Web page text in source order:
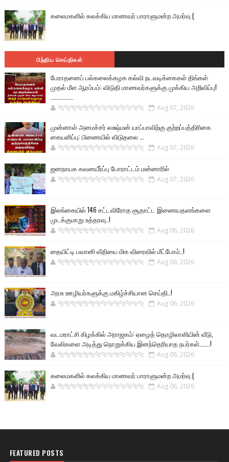
கலைமகளில் கலக்கிய மாணவர் பாராளுமன்ற அமர்வு (
பிந்திய செய்திகள்
பேராதனைப் பல்கலைக்கழக கல்வி நடவடிக்கைகள் திங்கள்
முதல் மீள ஆரம்பம்: விடுதி மாணவர்களுக்கு முக்கிய அறிவிப்பு!
...............
🐅🐅🐅🐅🐅🐅🐆🐆🐆🐆🐆🐆🐆🐆 Aug 07, 2026
முன்னாள் அமைச்சர் லக்ஷ்மன் யாப்பாவிற்கு குற்றப்பத்திரிகை
கையளிப்பு: பிணையில் விடுதலை ...
🐅🐅🐅🐅🐅🐅🐆🐆🐆🐆🐆🐆🐆🐆 Aug 07, 2026
ஜனநாயக கவனயீர்ப்பு போராட்டம் மன்னாரில்
🐅🐅🐅🐅🐅🐅🐆🐆🐆🐆🐆🐆🐆🐆 Aug 07, 2026
இலங்கையில் 146 சட்டவிரோத சூதாட்ட இணையதளங்களை
முடக்குமாறு உத்தரவு..!
🐅🐅🐅🐅🐅🐅🐆🐆🐆🐆🐆🐆🐆🐆 Aug 06, 2026
தையிட்டி பவானி வீதியை மிக விரைவில் மீட்போம்..!
🐅🐅🐅🐅🐅🐅🐆🐆🐆🐆🐆🐆🐆🐆 Aug 06, 2026
அரசு ஊழியர்களுக்கு மகிழ்ச்சியான செய்தி..!
🐅🐅🐅🐅🐅🐅🐆🐆🐆🐆🐆🐆🐆🐆 Aug 06, 2026
வடமராட்சி கிழக்கில் அராஜகம்: ஏழைத் தொழிலாளியின் வீடு,
வேலிகளை அடித்து நொறுக்கிய இனந்தெரியாத நபர்கள்.......!
🐅🐅🐅🐅🐅🐅🐆🐆🐆🐆🐆🐆🐆🐆 Aug 06, 2026
கலைமகளில் கலக்கிய மாணவர் பாராளுமன்ற அமர்வு (
🐅🐅🐅🐅🐅🐅🐆🐆🐆🐆🐆🐆🐆🐆 Aug 06, 2026
FEATURED POSTS